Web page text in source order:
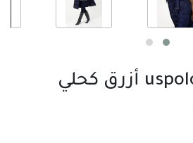
معطف uspoloassn أزرق كحلي